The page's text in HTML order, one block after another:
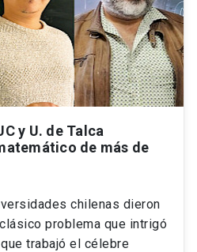
y U. de Talca
de más de
chilenas dieron
problema que intrigó
trabajó el célebre